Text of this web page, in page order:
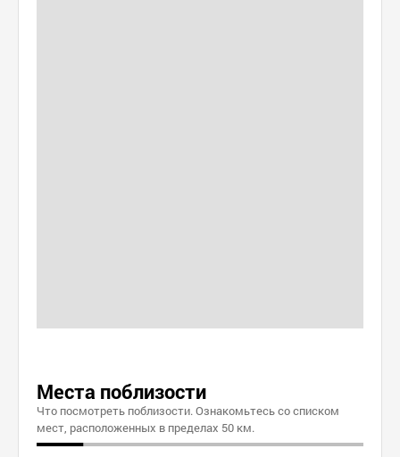
Места поблизости
Что посмотреть поблизости. Ознакомьтесь со списком
мест, расположенных в пределах 50 км.